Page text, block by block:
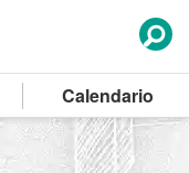
Calendario